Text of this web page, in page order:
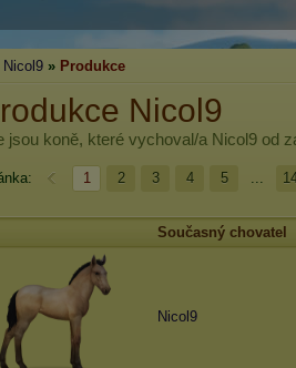
Nicol9 » Produkce
Nicol9
jsou koně, které vychoval/a Nicol9 od
1 2 3 4 5 ...
Současný chovatel
Nicol9